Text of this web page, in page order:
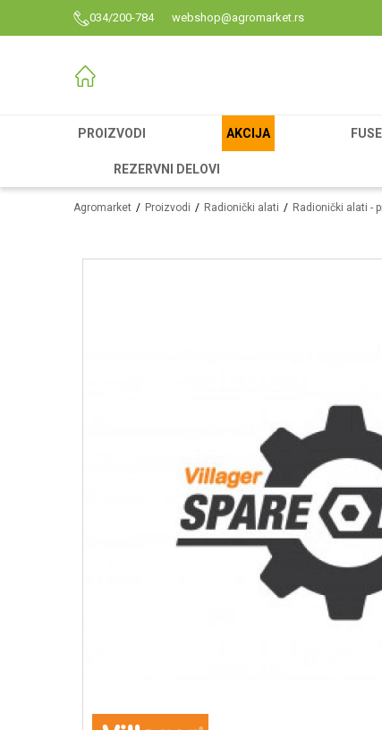
034/200-784 webshop@agromarket.rs
PROIZVODI AKCIJA
REZERVNI DELOVI
Agromarket Proizvodi Radionički alati Radionički alati -